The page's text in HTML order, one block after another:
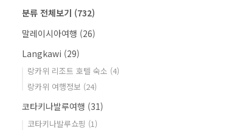
분류 전체보기 (732)
말레이시아여행 (26)
Langkawi (29)
랑카위 리조트 호텔 숙소 (4)
랑카위 여행정보 (24)
코타키나발루여행 (31)
코타키나발루쇼핑 (1)